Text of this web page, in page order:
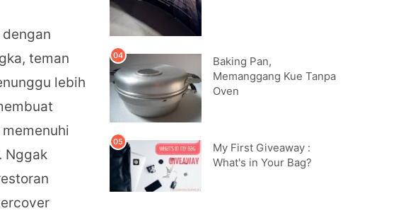
teman
lebih
Nggak
Baking Pan,
Memanggang Kue Tanpa
Oven
My First Giveaway :
What's in Your Bag?